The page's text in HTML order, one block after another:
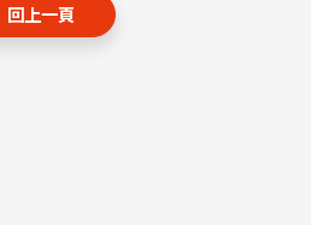
回上一頁